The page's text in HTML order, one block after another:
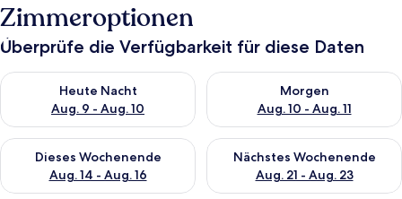
Zimmeroptionen
Überprüfe die Verfügbarkeit für diese Daten
Heute Nacht
Aug. 9 - Aug. 10
Überprüfe die Verfügbarkeit für heute Nacht, Aug. 9 - Aug.
Morgen
Aug. 10 - Aug. 11
Überprüfe die Verfügbarkeit
Dieses Wochenende
Aug. 14 - Aug. 16
Überprüfe die Verfügbarkeit für dieses Wochenende, Aug. 14
Nächstes Wochenende
Aug. 21 - Aug. 23
Überprüfe die Verfügbarkeit